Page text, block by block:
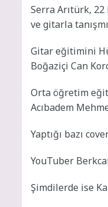
Serra Arıtürk,
ve gitarla
Gitar eğitimini
Boğaziçi Can
Orta öğretim
Acıbadem
Yaptığı bazı
YouTuber
Şimdilerde ise